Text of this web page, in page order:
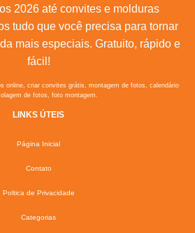
2026 até convites e molduras
tudo que você precisa para tornar
mais especiais. Gratuito, rápido e
fácil!
online, criar convites grátis, montagem de fotos, calendário
de fotos, foto montagem.
LINKS ÚTEIS
Página Inicial
Contato
Poltica de Privacidade
Categorias